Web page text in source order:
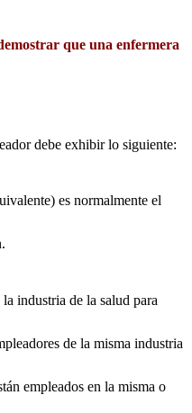
que una enfermera
debe exhibir lo siguiente:
es normalmente el
industria de la salud para
de la misma industria
empleados en la misma o